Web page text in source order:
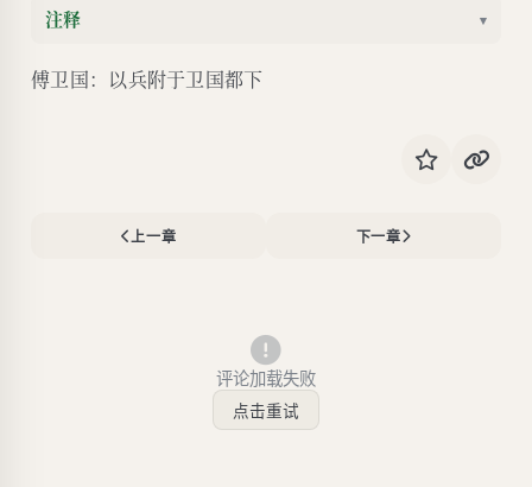
注释 ▾
傅卫国：以兵附于卫国都下
上一章 下一章
评论加载失败
点击重试